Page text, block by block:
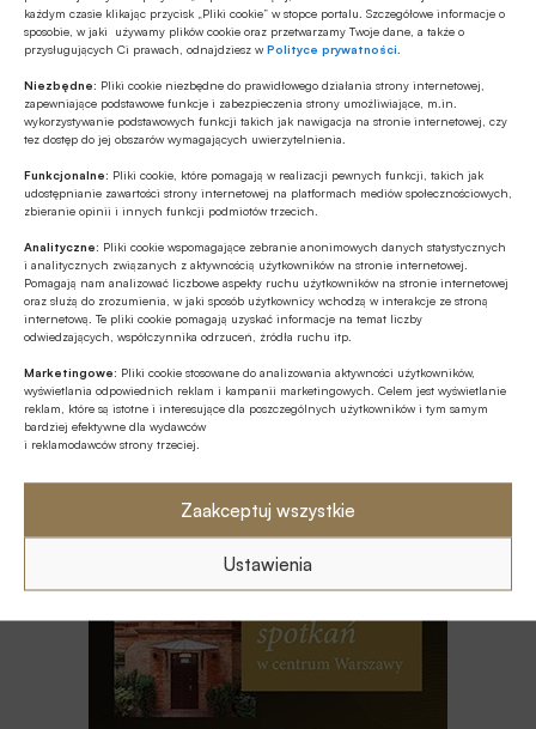
każdym czasie klikając przycisk „Pliki cookie” w stopce portalu. Szczegółowe informacje o
sposobie, w jaki używamy plików cookie oraz przetwarzamy Twoje dane, a także o
przysługujących Ci prawach, odnajdziesz wPolityce prywatności
Niezbędne: Pliki cookie niezbędne do prawidłowego działania strony internetowej,
zapewniające podstawowe funkcje i zabezpieczenia strony umożliwiające, m.in.
wykorzystywanie podstawowych funkcji takich jak nawigacja na stronie internetowej, czy
tez dostęp do jej obszarów wymagających uwierzytelnienia.
Funkcjonalne: Pliki cookie, które pomagają w realizacji pewnych funkcji, takich jak
udostępnianie zawartości strony internetowej na platformach mediów społecznościowych,
zbieranie opinii i innych funkcji podmiotów trzecich.
Analityczne: Pliki cookie wspomagające zebranie anonimowych danych statystycznych
i analitycznych związanych z aktywnością użytkowników na stronie internetowej.
Pomagają nam analizować liczbowe aspekty ruchu użytkowników na stronie internetowej
oraz służą do zrozumienia, w jaki sposób użytkownicy wchodzą w interakcje ze stroną
internetową. Te pliki cookie pomagają uzyskać informacje na temat liczby
odwiedzających, współczynnika odrzuceń, źródła ruchu itp.
Marketingowe: Pliki cookie stosowane do analizowania aktywności użytkowników,
wyświetlania odpowiednich reklam i kampanii marketingowych. Celem jest wyświetlanie
reklam, które są istotne i interesujące dla poszczególnych użytkowników i tym samym
bardziej efektywne dla wydawców
i reklamodawców strony trzeciej.
Zaakceptuj wszystkie
Ustawienia
MULTIMEDIA
Banki mogą bezpośrednio finansować
przemysł zbrojeniowy
Z RYNKU FINANSOWEGO
Branża leasingowa o inwestycjach w
polskiej gospodarce, programie SAFE i
polityce dual use
GOSPODARKA
W lipcu ’26 wzrosła stopa bezrobocia w
Polsce
Z RYNKU FINANSOWEGO
Bank of America wydaje ćwierć mld
dolarów na odchudzanie pracowników